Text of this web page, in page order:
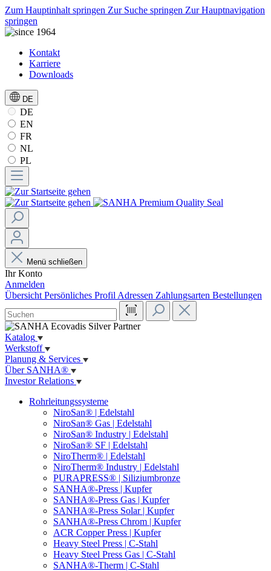
Zum Hauptinhalt springen Zur Suche springen Zur Hauptnavigation
springen
Kontakt
Karriere
Downloads
DE
DE
EN
FR
NL
PL
Menü schließen
Ihr Konto
Anmelden
Übersicht Persönliches Profil Adressen Zahlungsarten Bestellungen
Katalog
Werkstoff
Planung & Services
Über SANHA®
Investor Relations
Rohrleitungssysteme
NiroSan® | Edelstahl
NiroSan® Gas | Edelstahl
NiroSan® Industry | Edelstahl
NiroSan® SF | Edelstahl
NiroTherm® | Edelstahl
NiroTherm® Industry | Edelstahl
PURAPRESS® | Siliziumbronze
SANHA®-Press | Kupfer
SANHA®-Press Gas | Kupfer
SANHA®-Press Solar | Kupfer
SANHA®-Press Chrom | Kupfer
ACR Copper Press | Kupfer
Heavy Steel Press | C-Stahl
Heavy Steel Press Gas | C-Stahl
SANHA®-Therm | C-Stahl